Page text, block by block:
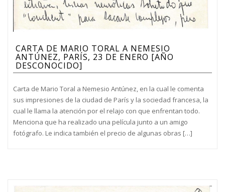
CARTA DE MARIO TORAL A NEMESIO
ANTÚNEZ, PARÍS, 23 DE ENERO [AÑO
DESCONOCIDO]
Carta de Mario Toral a Nemesio Antúnez, en la cual le comenta
sus impresiones de la ciudad de París y la sociedad francesa, la
cual le llama la atención por el relajo con que enfrentan todo.
Menciona que ha realizado una película junto a un amigo
fotógrafo. Le indica también el precio de algunas obras […]